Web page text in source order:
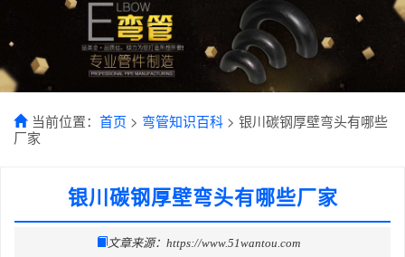
当前位置： 首页 > 弯管知识百科 > 银川碳钢厚壁弯头有哪些
厂家
银川碳钢厚壁弯头有哪些厂家
文章来源：https://www.51wantou.com